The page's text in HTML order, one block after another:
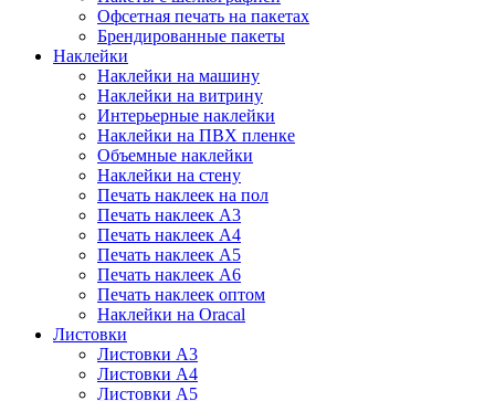
Офсетная печать на пакетах
Брендированные пакеты
Наклейки
Наклейки на машину
Наклейки на витрину
Интерьерные наклейки
Наклейки на ПВХ пленке
Объемные наклейки
Наклейки на стену
Печать наклеек на пол
Печать наклеек А3
Печать наклеек А4
Печать наклеек А5
Печать наклеек А6
Печать наклеек оптом
Наклейки на Oracal
Листовки
Листовки А3
Листовки А4
Листовки А5